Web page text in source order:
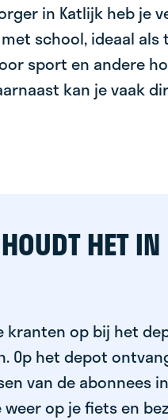
in Katlijk heb je
school, ideaal als
sport en andere
kan je vaak
HET IN
kranten op bij het
Op het depot
van de abonnees
op je fiets en